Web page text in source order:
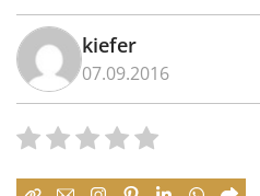
kiefer
07.09.2016